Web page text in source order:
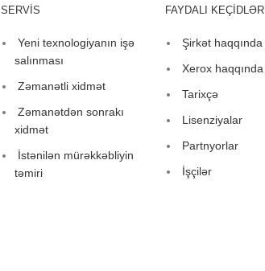
SERVİS
Yeni texnologiyanın işə
salınması
Zəmanətli xidmət
Zəmanətdən sonrakı
xidmət
İstənilən mürəkkəbliyin
təmiri
FAYDALI KEÇİDLƏR
Şirkət haqqında
Xerox haqqında
Tarixçə
Lisenziyalar
Partnyorlar
İşçilər